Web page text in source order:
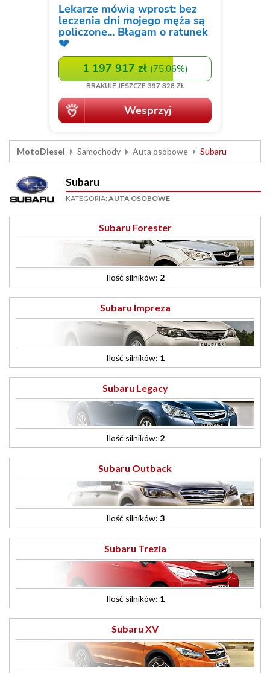
MotoDiesel Samochody Auta osobowe Subaru
Subaru
KATEGORIA: AUTA OSOBOWE
Subaru Forester
Ilość silników: 2
Subaru Impreza
Ilość silników: 1
Subaru Legacy
Ilość silników: 2
Subaru Outback
Ilość silników: 3
Subaru Trezia
Ilość silników: 1
Subaru XV